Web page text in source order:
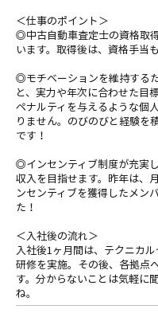
＜仕事のポイント＞
◎中古自動車査定士の資格取
います。取得後は、資格手当
◎モチベーションを維持する
と、実力や年次に合わせた⽬
ペナルティを与えるような個
りません。のびのびと経験を
です！
◎インセンティブ制度が充実
収入を目指せます。昨年は、
ンセンティブを獲得したメン
た！
＜入社後の流れ＞
入社後1ヶ月間は、テクニカ
研修を実施。その後、各拠点
す。分からないことは気軽に
ね。